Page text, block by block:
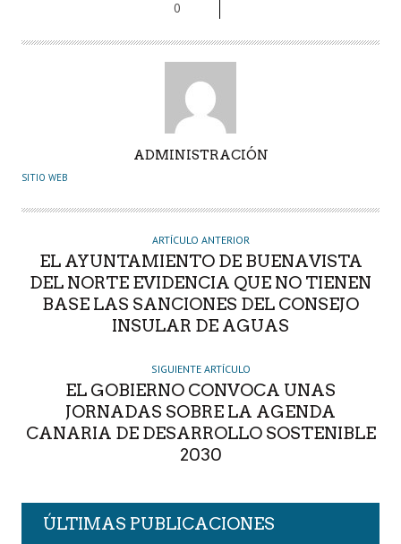
0
U
O
ADMINISTRACIÓN
SITIO WEB
ARTÍCULO ANTERIOR
EL AYUNTAMIENTO DE BUENAVISTA
DEL NORTE EVIDENCIA QUE NO TIENEN
BASE LAS SANCIONES DEL CONSEJO
INSULAR DE AGUAS
SIGUIENTE ARTÍCULO
EL GOBIERNO CONVOCA UNAS
JORNADAS SOBRE LA AGENDA
CANARIA DE DESARROLLO SOSTENIBLE
2030
ÚLTIMAS PUBLICACIONES